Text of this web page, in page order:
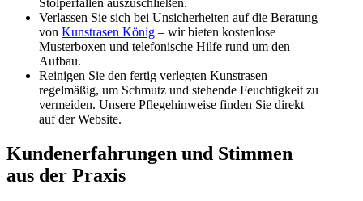
Stolperfallen auszuschließen.
Verlassen Sie sich bei Unsicherheiten auf die Beratung
von Kunstrasen König – wir bieten kostenlose
Musterboxen und telefonische Hilfe rund um den
Aufbau.
Reinigen Sie den fertig verlegten Kunstrasen
regelmäßig, um Schmutz und stehende Feuchtigkeit zu
vermeiden. Unsere Pflegehinweise finden Sie direkt
auf der Website.
Kundenerfahrungen und Stimmen
aus der Praxis